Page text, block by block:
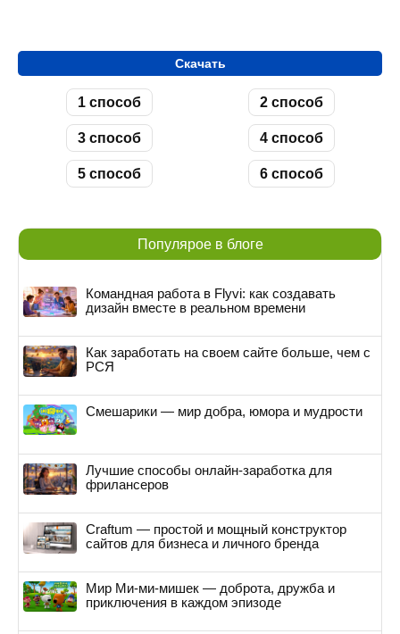
Скачать
1 способ 2 способ
3 способ 4 способ
5 способ 6 способ
Популярое в блоге
Командная работа в Flyvi: как создавать
дизайн вместе в реальном времени
Как заработать на своем сайте больше, чем с
РСЯ
Смешарики — мир добра, юмора и мудрости
Лучшие способы онлайн-заработка для
фрилансеров
Craftum — простой и мощный конструктор
сайтов для бизнеса и личного бренда
Мир Ми-ми-мишек — доброта, дружба и
приключения в каждом эпизоде